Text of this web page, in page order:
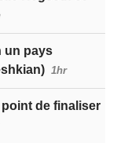
un pays
1hr
point de finaliser